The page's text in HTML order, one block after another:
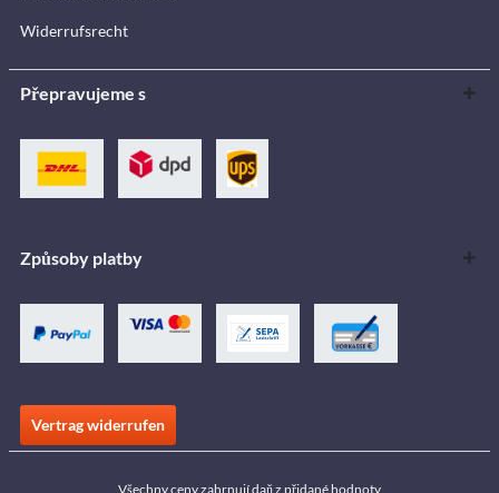
Widerrufsrecht
Přepravujeme s
Způsoby platby
Vertrag widerrufen
Všechny ceny zahrnují daň z přidané hodnoty